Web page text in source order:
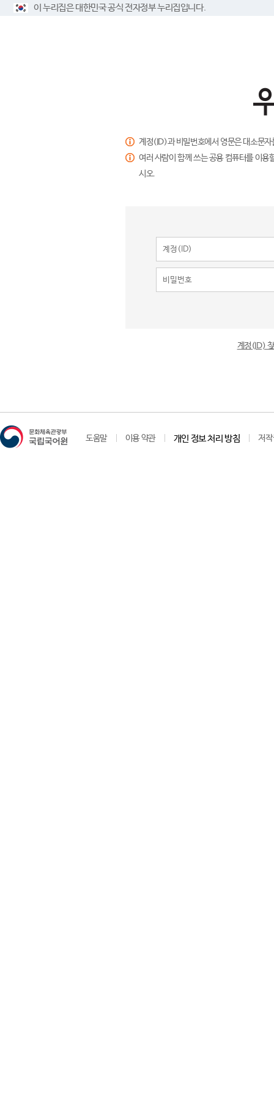
이 누리집은 대한민국 공식 전자정부 누리집입니다.
계정(ID)과 비밀번호에서 영문은 대소문
여러 사람이 함께 쓰는 공용 컴퓨터를 이
시오.
계정(ID)
도움말 이용 약관 개인 정보 처리 방침 저